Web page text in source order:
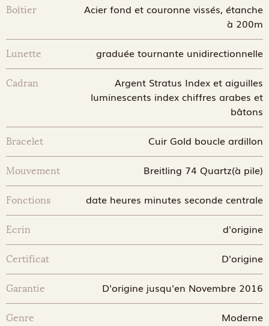
Boîtier
Acier fond et couronne vissés, étanche
à 200m
Lunette graduée tournante unidirectionnelle
Cadran
Argent Stratus Index et aiguilles
luminescents index chiffres arabes et
bâtons
Bracelet Cuir Gold boucle ardillon
Mouvement Breitling 74 Quartz(à pile)
Fonctions date heures minutes seconde centrale
Ecrin d'origine
Certificat D'origine
Garantie D'origine jusqu'en Novembre 2016
Genre Moderne